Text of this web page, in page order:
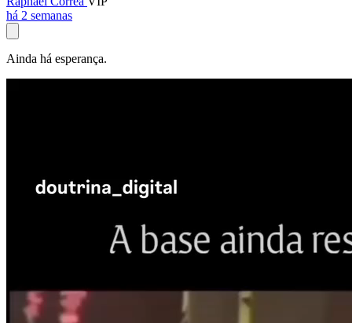
há 2 semanas
Ainda há esperança.